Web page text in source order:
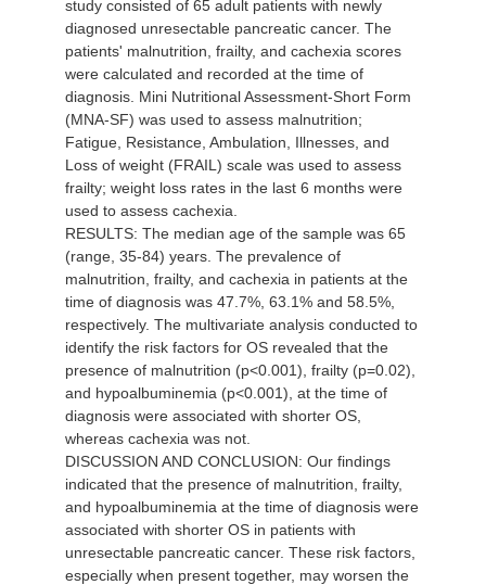
study consisted of 65 adult patients with newly
diagnosed unresectable pancreatic cancer. The
patients' malnutrition, frailty, and cachexia scores
were calculated and recorded at the time of
diagnosis. Mini Nutritional Assessment-Short Form
(MNA-SF) was used to assess malnutrition;
Fatigue, Resistance, Ambulation, Illnesses, and
Loss of weight (FRAIL) scale was used to assess
frailty; weight loss rates in the last 6 months were
used to assess cachexia.
RESULTS: The median age of the sample was 65
(range, 35-84) years. The prevalence of
malnutrition, frailty, and cachexia in patients at the
time of diagnosis was 47.7%, 63.1% and 58.5%,
respectively. The multivariate analysis conducted to
identify the risk factors for OS revealed that the
presence of malnutrition (p<0.001), frailty (p=0.02),
and hypoalbuminemia (p<0.001), at the time of
diagnosis were associated with shorter OS,
whereas cachexia was not.
DISCUSSION AND CONCLUSION: Our findings
indicated that the presence of malnutrition, frailty,
and hypoalbuminemia at the time of diagnosis were
associated with shorter OS in patients with
unresectable pancreatic cancer. These risk factors,
especially when present together, may worsen the